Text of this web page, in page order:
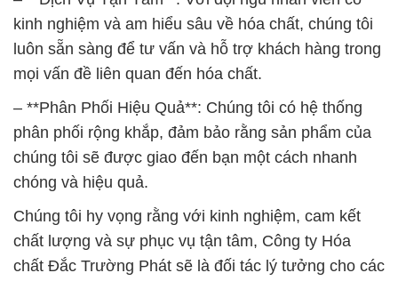
kinh nghiệm và am hiểu sâu về hóa chất, chúng tôi
luôn sẵn sàng để tư vấn và hỗ trợ khách hàng trong
mọi vấn đề liên quan đến hóa chất.
– **Phân Phối Hiệu Quả**: Chúng tôi có hệ thống
phân phối rộng khắp, đảm bảo rằng sản phẩm của
chúng tôi sẽ được giao đến bạn một cách nhanh
chóng và hiệu quả.
Chúng tôi hy vọng rằng với kinh nghiệm, cam kết
chất lượng và sự phục vụ tận tâm, Công ty Hóa
chất Đắc Trường Phát sẽ là đối tác lý tưởng cho các